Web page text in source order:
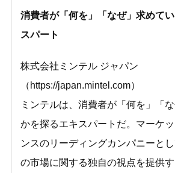
消費者が「何を」「なぜ」求めて
スパート
株式会社ミンテル ジャパン
（ https://japan.mintel.com）
ミンテルは、消費者が「何を」「
かを探るエキスパートだ。マーケ
ンスのリーディングカンパニーと
の市場に関する独自の視点を提供